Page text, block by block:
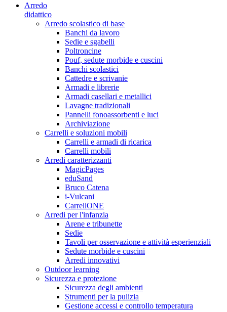
Arredo
didattico
Arredo scolastico di base
Banchi da lavoro
Sedie e sgabelli
Poltroncine
Pouf, sedute morbide e cuscini
Banchi scolastici
Cattedre e scrivanie
Armadi e librerie
Armadi casellari e metallici
Lavagne tradizionali
Pannelli fonoassorbenti e luci
Archiviazione
Carrelli e soluzioni mobili
Carrelli e armadi di ricarica
Carrelli mobili
Arredi caratterizzanti
MagicPages
eduSand
Bruco Catena
i-Vulcani
CarrellONE
Arredi per l'infanzia
Arene e tribunette
Sedie
Tavoli per osservazione e attività esperienziali
Sedute morbide e cuscini
Arredi innovativi
Outdoor learning
Sicurezza e protezione
Sicurezza degli ambienti
Strumenti per la pulizia
Gestione accessi e controllo temperatura